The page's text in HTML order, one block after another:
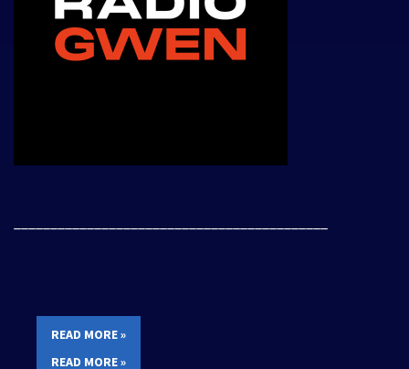
READ MORE »
READ MORE »